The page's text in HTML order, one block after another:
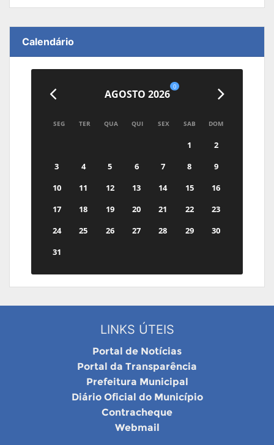
Calendário
AGOSTO 2026
0
SEG TER QUA QUI SEX SAB DOM
1
2
3
4 5 6 7 8
9
10
11 12 13 14 15
16
17
18 19 20 21 22
23
24
25 26 27 28 29
30
31
LINKS ÚTEIS
Portal de Notícias
Portal da Transparência
Prefeitura Municipal
Diário Oficial do Município
Contracheque
Webmail